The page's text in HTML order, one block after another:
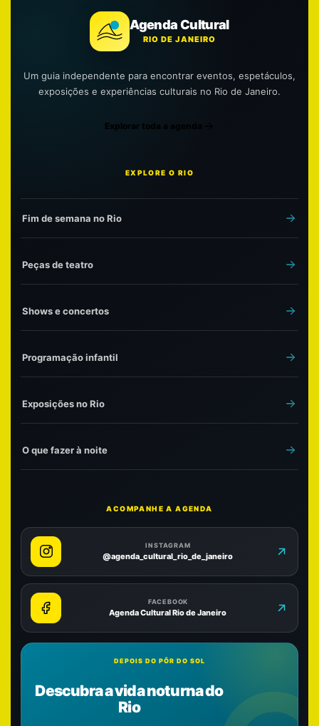
Agenda Cultural
RIO DE JANEIRO
Um guia independente para encontrar eventos, espetáculos,
exposições e experiências culturais no Rio de Janeiro.
Explorar toda a agenda
EXPLORE O RIO
Fim de semana no Rio
Peças de teatro
Shows e concertos
Programação infantil
Exposições no Rio
O que fazer à noite
ACOMPANHE A AGENDA
INSTAGRAM
@agenda_cultural_rio_de_janeiro
FACEBOOK
Agenda Cultural Rio de Janeiro
DEPOIS DO PÔR DO SOL
Descubra a vida noturna do
Rio